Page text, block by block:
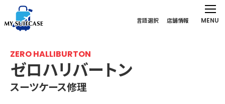
店舗情報
言語選択 MENU
ZERO HALLIBURTON
ゼロハリバートン
スーツケース修理